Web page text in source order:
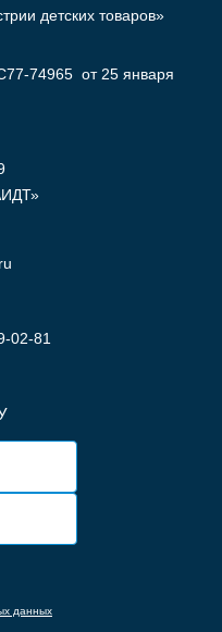
данных
детских товаров»
74965 от 25 января
02-81